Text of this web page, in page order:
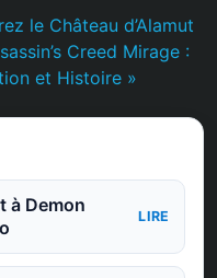
le Château d’Alamut
Creed Mirage :
et Histoire »
à Demon
LIRE